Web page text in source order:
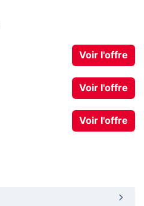
Voir l'offre
Voir l'offre
Voir l'offre